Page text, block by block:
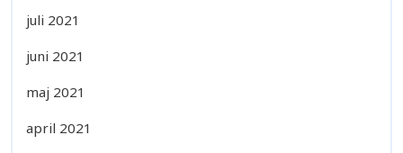
juli 2021
juni 2021
maj 2021
april 2021